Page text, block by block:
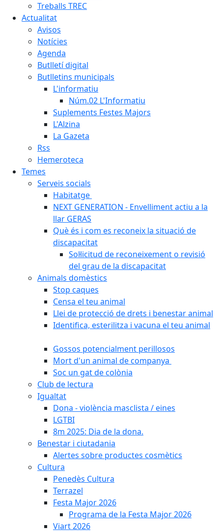
Treballs TREC
Actualitat
Avisos
Notícies
Agenda
Butlletí digital
Butlletins municipals
L'informatiu
Núm.02 L'Informatiu
Suplements Festes Majors
L'Alzina
La Gazeta
Rss
Hemeroteca
Temes
Serveis socials
Habitatge
NEXT GENERATION - Envelliment actiu a la
llar GERAS
Què és i com es reconeix la situació de
discapacitat
Sol·licitud de reconeixement o revisió
del grau de la discapacitat
Animals domèstics
Stop caques
Censa el teu animal
Llei de protecció de drets i benestar animal
Identifica, esterilitza i vacuna el teu animal
Gossos potencialment perillosos
Mort d'un animal de companya
Soc un gat de colònia
Club de lectura
Igualtat
Dona - violència masclista / eines
LGTBI
8m 2025: Dia de la dona.
Benestar i ciutadania
Alertes sobre productes cosmètics
Cultura
Penedès Cultura
Terrazel
Festa Major 2026
Programa de la Festa Major 2026
Viart 2026